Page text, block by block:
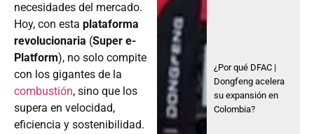
necesidades del mercado.
Hoy, con esta plataforma
revolucionaria (Super e-
Platform), no solo compite
con los gigantes de la
combustión, sino que los
supera en velocidad,
eficiencia y sostenibilidad.
¿Por qué DFAC |
Dongfeng acelera
su expansión en
Colombia?